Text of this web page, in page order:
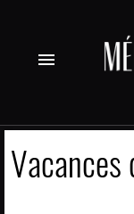
menu
Vacances